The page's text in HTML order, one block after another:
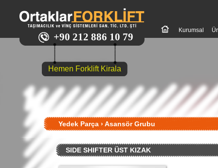
+90 212 886 10 79
Hemen Forklift Kirala
Kurumsal
Yedek Parça › Asansör Grubu
SIDE SHIFTER ÜST KIZAK